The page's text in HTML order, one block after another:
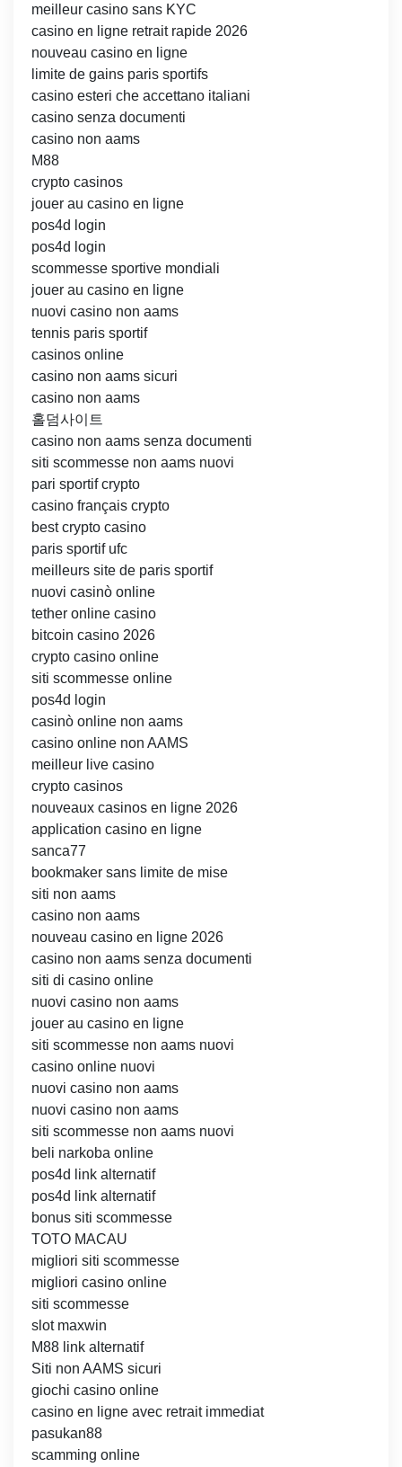
meilleur casino sans KYC
casino en ligne retrait rapide 2026
nouveau casino en ligne
limite de gains paris sportifs
casino esteri che accettano italiani
casino senza documenti
casino non aams
M88
crypto casinos
jouer au casino en ligne
pos4d login
pos4d login
scommesse sportive mondiali
jouer au casino en ligne
nuovi casino non aams
tennis paris sportif
casinos online
casino non aams sicuri
casino non aams
홀덤사이트
casino non aams senza documenti
siti scommesse non aams nuovi
pari sportif crypto
casino français crypto
best crypto casino
paris sportif ufc
meilleurs site de paris sportif
nuovi casinò online
tether online casino
bitcoin casino 2026
crypto casino online
siti scommesse online
pos4d login
casinò online non aams
casino online non AAMS
meilleur live casino
crypto casinos
nouveaux casinos en ligne 2026
application casino en ligne
sanca77
bookmaker sans limite de mise
siti non aams
casino non aams
nouveau casino en ligne 2026
casino non aams senza documenti
siti di casino online
nuovi casino non aams
jouer au casino en ligne
siti scommesse non aams nuovi
casino online nuovi
nuovi casino non aams
nuovi casino non aams
siti scommesse non aams nuovi
beli narkoba online
pos4d link alternatif
pos4d link alternatif
bonus siti scommesse
TOTO MACAU
migliori siti scommesse
migliori casino online
siti scommesse
slot maxwin
M88 link alternatif
Siti non AAMS sicuri
giochi casino online
casino en ligne avec retrait immediat
pasukan88
scamming online